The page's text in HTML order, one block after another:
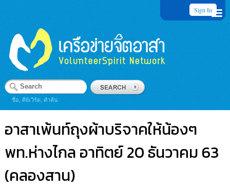
Sign In
ชื่อ, คีย์เวิร์ด, คำค้น
อาสาเพ้นท์ถุงผ้าบริจาคให้น้องๆ
พท.ห่างไกล อาทิตย์ 20 ธันวาคม 63
(คลองสาน)